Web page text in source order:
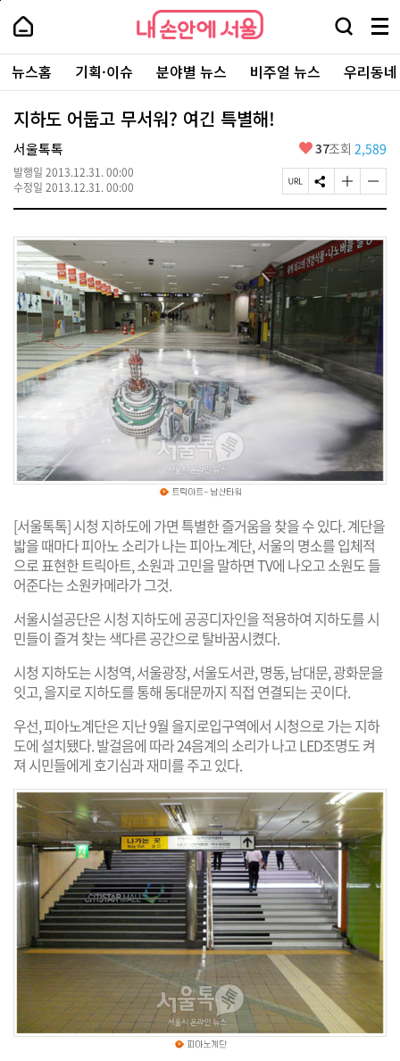
본
로
가
내
손
안
에
서
울
-
서
울
시
대
표
소
포
털
내
손
에
울
검
창
열
기
메
뉴
전
체
보
주
요
서
뉴스홈 기획·이슈 분야별 뉴스 비주얼 뉴스 우리동
지하도 어둡고 무서워? 여긴 특별해!
서울톡톡
발행일 2013.12.31. 00:00
수정일 2013.12.31. 00:00
좋
요
37조회 2,589
페
이
U
R
L
복
사
S
N
공
유
하
기
글
자
기
크
게
변
경
하
글
자
기
작
게
경
하
기
[서울톡톡] 시청 지하도에 가면 특별한 즐거움을 찾을 수 있다. 계단을
밟을 때마다 피아노 소리가 나는 피아노계단, 서울의 명소를 입체적
으로 표현한 트릭아트, 소원과 고민을 말하면 TV에 나오고 소원도 들
어준다는 소원카메라가 그것.
서울시설공단은 시청 지하도에 공공디자인을 적용하여 지하도를 시
민들이 즐겨 찾는 색다른 공간으로 탈바꿈시켰다.
시청 지하도는 시청역, 서울광장, 서울도서관, 명동, 남대문, 광화문을
잇고, 을지로 지하도를 통해 동대문까지 직접 연결되는 곳이다.
우선, 피아노계단은 지난 9월 을지로입구역에서 시청으로 가는 지하
도에 설치됐다. 발걸음에 따라 24음계의 소리가 나고 LED조명도 켜
져 시민들에게 호기심과 재미를 주고 있다.
페
상
단
로